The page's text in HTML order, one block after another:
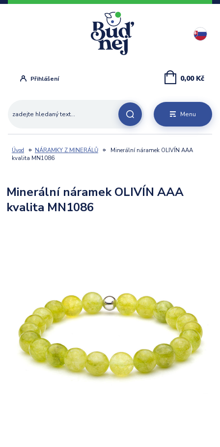
Menu
Přihlášení 0,00 Kč
Úvod NÁRAMKY Z MINERÁLŮ
Minerální náramek OLIVÍN AAA
kvalita MN1086
Minerální náramek OLIVÍN AAA
kvalita MN1086